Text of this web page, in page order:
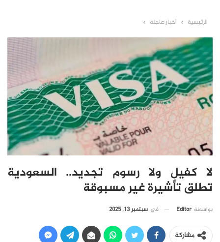
الرئيسية أخبار عاجلة
لا كفيل ولا رسوم تجديد.. السعودية
تطلق تأشيرة غير مسبوقة
بواسطة Editor في سبتمبر 13, 2025
مشاركة